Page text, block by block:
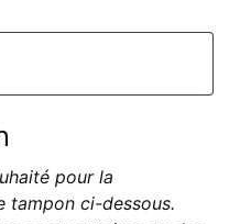
pour la
tampon ci-dessous.